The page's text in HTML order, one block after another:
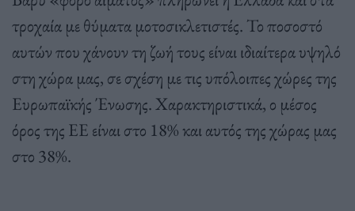
τροχαία με θύματα μοτοσικλετιστές. Το ποσοστό
αυτών που χάνουν τη ζωή τους είναι ιδιαίτερα υψηλό
στη χώρα μας, σε σχέση με τις υπόλοιπες χώρες της
Ευρωπαϊκής Ένωσης. Χαρακτηριστικά, ο μέσος
όρος της ΕΕ είναι στο 18% και αυτός της χώρας μας
στο 38%.